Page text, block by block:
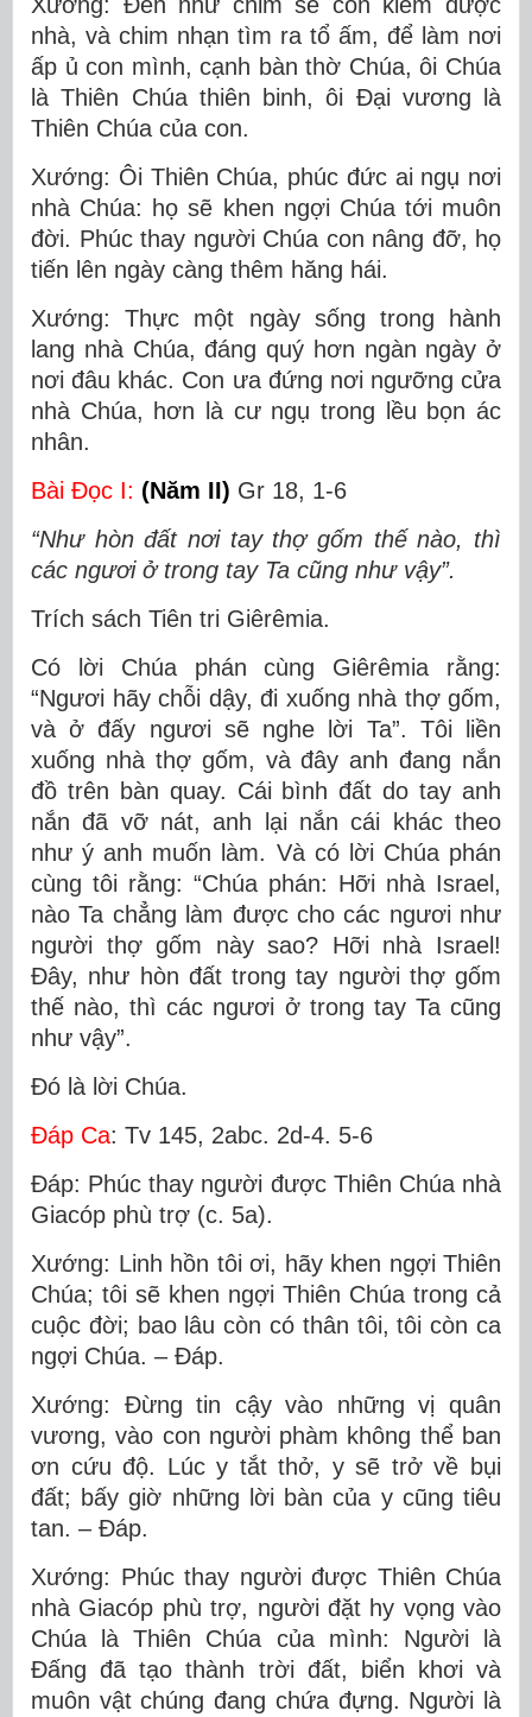
nhà, và chim nhạn tìm ra tổ ấm, để làm nơi
ấp ủ con mình, cạnh bàn thờ Chúa, ôi Chúa
là Thiên Chúa thiên binh, ôi Ðại vương là
Thiên Chúa của con.
Xướng: Ôi Thiên Chúa, phúc đức ai ngụ nơi
nhà Chúa: họ sẽ khen ngợi Chúa tới muôn
đời. Phúc thay người Chúa con nâng đỡ, họ
tiến lên ngày càng thêm hăng hái.
Xướng: Thực một ngày sống trong hành
lang nhà Chúa, đáng quý hơn ngàn ngày ở
nơi đâu khác. Con ưa đứng nơi ngưỡng cửa
nhà Chúa, hơn là cư ngụ trong lều bọn ác
nhân.
Bài Ðọc I: (Năm II) Gr 18, 1-6
“Như hòn đất nơi tay thợ gốm thế nào, thì
các ngươi ở trong tay Ta cũng như vậy”.
Trích sách Tiên tri Giêrêmia.
Có lời Chúa phán cùng Giêrêmia rằng:
“Ngươi hãy chỗi dậy, đi xuống nhà thợ gốm,
và ở đấy ngươi sẽ nghe lời Ta”. Tôi liền
xuống nhà thợ gốm, và đây anh đang nắn
đồ trên bàn quay. Cái bình đất do tay anh
nắn đã vỡ nát, anh lại nắn cái khác theo
như ý anh muốn làm. Và có lời Chúa phán
cùng tôi rằng: “Chúa phán: Hỡi nhà Israel,
nào Ta chẳng làm được cho các ngươi như
người thợ gốm này sao? Hỡi nhà Israel!
Ðây, như hòn đất trong tay người thợ gốm
thế nào, thì các ngươi ở trong tay Ta cũng
như vậy”.
Ðó là lời Chúa.
Ðáp Ca: Tv 145, 2abc. 2d-4. 5-6
Ðáp: Phúc thay người được Thiên Chúa nhà
Giacóp phù trợ (c. 5a).
Xướng: Linh hồn tôi ơi, hãy khen ngợi Thiên
Chúa; tôi sẽ khen ngợi Thiên Chúa trong cả
cuộc đời; bao lâu còn có thân tôi, tôi còn ca
ngợi Chúa. – Ðáp.
Xướng: Ðừng tin cậy vào những vị quân
vương, vào con người phàm không thể ban
ơn cứu độ. Lúc y tắt thở, y sẽ trở về bụi
đất; bấy giờ những lời bàn của y cũng tiêu
tan. – Ðáp.
Xướng: Phúc thay người được Thiên Chúa
nhà Giacóp phù trợ, người đặt hy vọng vào
Chúa là Thiên Chúa của mình: Người là
Ðấng đã tạo thành trời đất, biển khơi và
muôn vật chúng đang chứa đựng. Người là